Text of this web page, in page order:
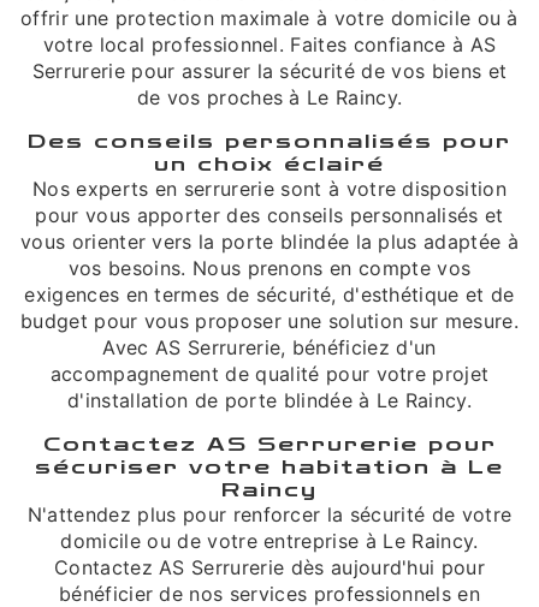
offrir une protection maximale à votre domicile ou à
votre local professionnel. Faites confiance à AS
Serrurerie pour assurer la sécurité de vos biens et
de vos proches à Le Raincy.
Des conseils personnalisés pour
un choix éclairé
Nos experts en serrurerie sont à votre disposition
pour vous apporter des conseils personnalisés et
vous orienter vers la porte blindée la plus adaptée à
vos besoins. Nous prenons en compte vos
exigences en termes de sécurité, d'esthétique et de
budget pour vous proposer une solution sur mesure.
Avec AS Serrurerie, bénéficiez d'un
accompagnement de qualité pour votre projet
d'installation de porte blindée à Le Raincy.
Contactez AS Serrurerie pour
sécuriser votre habitation à Le
Raincy
N'attendez plus pour renforcer la sécurité de votre
domicile ou de votre entreprise à Le Raincy.
Contactez AS Serrurerie dès aujourd'hui pour
bénéficier de nos services professionnels en